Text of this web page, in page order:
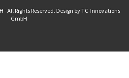
All Rights Reserved. Design byTC-Innovations
GmbH